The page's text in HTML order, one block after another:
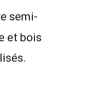
semi-
et bois